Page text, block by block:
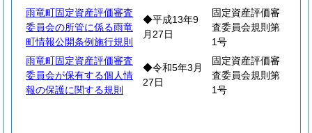
雨竜町固定資産評価審査
委員会の所管に係る雨竜
町情報公開条例施行規則
◆平成13年9
月27日
固定資産評価審
査委員会規則第
1号
雨竜町固定資産評価審査
委員会が保有する個人情
報の保護に関する規則
◆令和5年3月
27日
固定資産評価審
査委員会規則第
1号